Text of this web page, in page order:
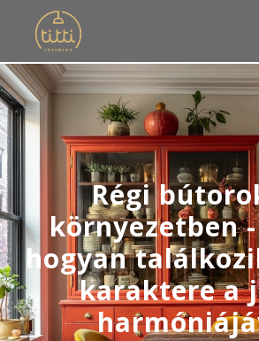
Régi
környezetben
hogyan
karaktere a